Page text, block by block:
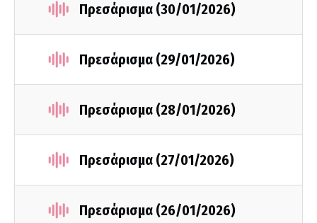
Πρεσάρισμα (30/01/2026)
Πρεσάρισμα (29/01/2026)
Πρεσάρισμα (28/01/2026)
Πρεσάρισμα (27/01/2026)
Πρεσάρισμα (26/01/2026)